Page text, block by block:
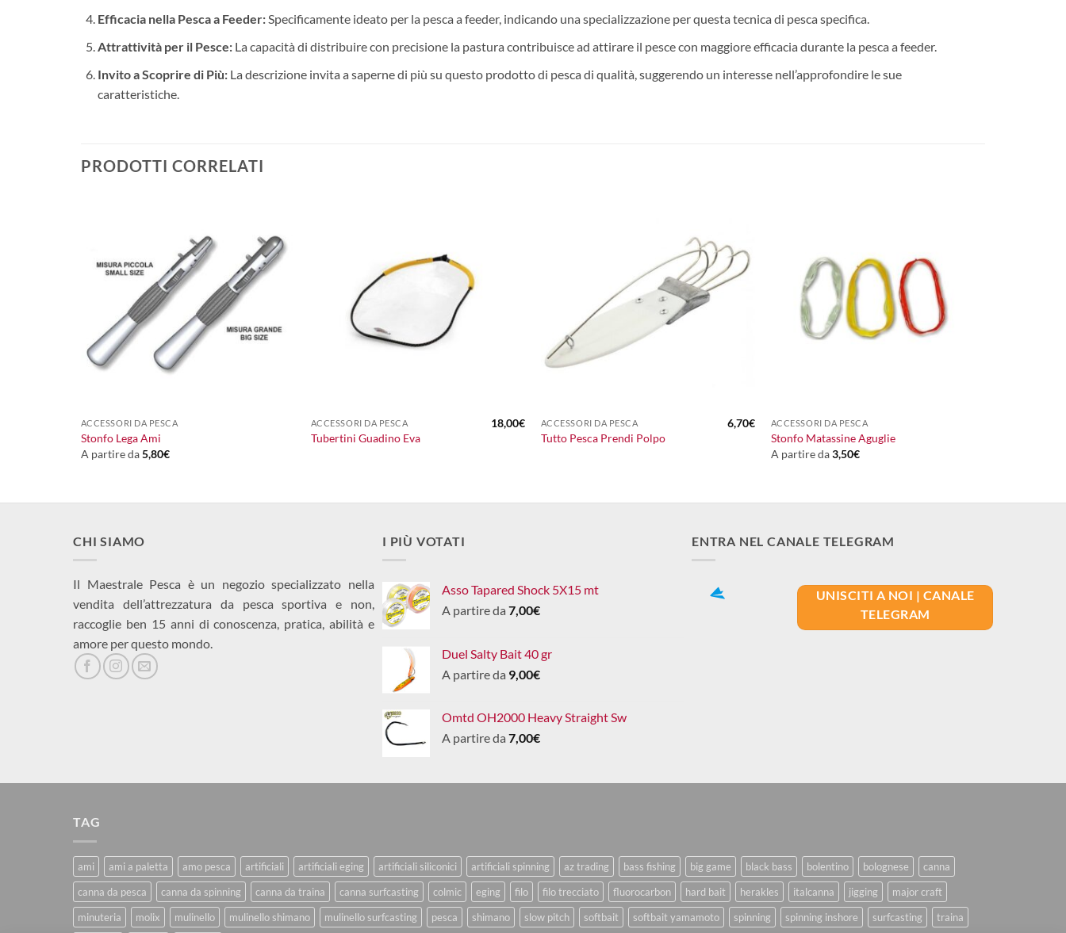
Efficacia nella Pesca a Feeder:Specificamente ideato per la pesca a feeder, indicando una specializzazione per questa tecnica di pesca specifica.
Attrattività per il Pesce:La capacità di distribuire con precisione la pastura contribuisce ad attirare il pesce con maggiore efficacia durante la pesca a feeder.
Invito a Scoprire di Più:La descrizione invita a saperne di più su questo prodotto di pesca di qualità, suggerendo un interesse nell’approfondire le sue
caratteristiche.
PRODOTTI CORRELATI
ACCESSORI DA PESCA
Stonfo Lega Ami
A partire da5,80€
ACCESSORI DA PESCA
Tubertini Guadino Eva
18,00€ ACCESSORI DA PESCA
Tutto Pesca Prendi Polpo
6,70€ ACCESSORI DA PESCA
Stonfo Matassine Aguglie
A partire da3,50€
CHI SIAMO
Il Maestrale Pesca è un negozio specializzato nella
vendita dell’attrezzatura da pesca sportiva e non,
raccoglie ben 15 anni di conoscenza, pratica, abilità e
amore per questo mondo.
I PIÙ VOTATI
Asso Tapared Shock 5X15 mt
A partire da 7,00€
Duel Salty Bait 40 gr
A partire da 9,00€
Omtd OH2000 Heavy Straight Sw
A partire da 7,00€
ENTRA NEL CANALE TELEGRAM
UNISCITI A NOI | CANALE
TELEGRAM
TAG
ami ami a paletta amo pesca artificiali artificiali eging artificiali siliconici artificiali spinning az trading bass fishing big game black bass bolentino bolognese
canna
canna da pesca
canna da spinning canna da traina canna surfcasting colmic eging filo filo trecciato fluorocarbon hard bait herakles italcanna jigging
major craft
minuteria
molix mulinello mulinello shimano mulinello surfcasting pesca shimano slow pitch softbait softbait yamamoto spinning spinning inshore surfcasting traina